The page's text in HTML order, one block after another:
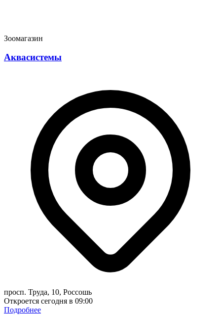
Зоомагазин
Аквасистемы
просп. Труда, 10, Россошь
Откроется сегодня в 09:00
Подробнее